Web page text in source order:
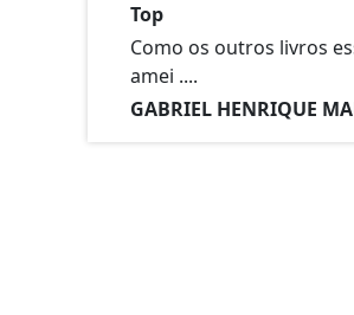
Top
Como os outros livros
amei ....
GABRIEL HENRIQUE